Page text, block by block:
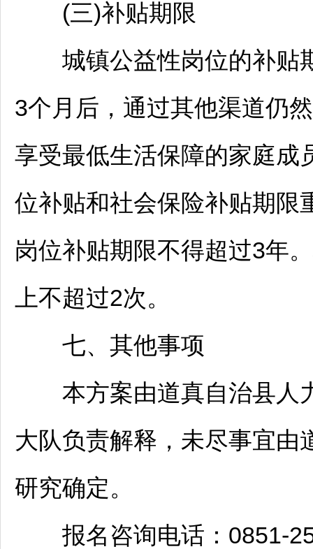
(三)补贴期限
城镇公益性岗位的补贴
3个月后，通过其他渠道仍
享受最低生活保障的家庭成
位补贴和社会保险补贴期限
岗位补贴期限不得超过3年
上不超过2次。
七、其他事项
本方案由道真自治县人
大队负责解释，未尽事宜由
研究确定。
报名咨询电话：0851-